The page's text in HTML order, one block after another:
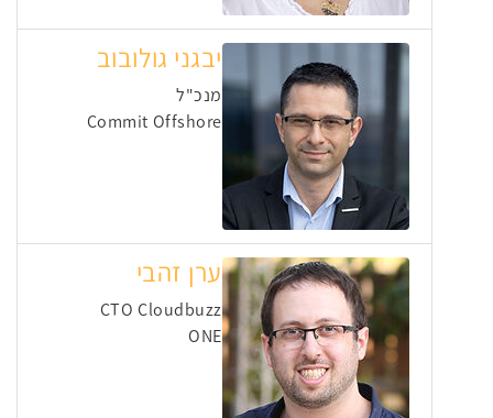
יבגני גולובוב
מנכ"ל
Commit Offshore
ערן זהבי
CTO Cloudbuzz
ONE